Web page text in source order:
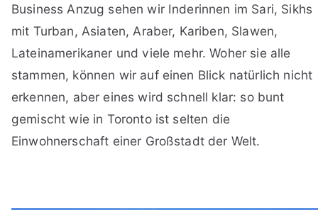
Business Anzug sehen wir Inderinnen im Sari, Sikhs
mit Turban, Asiaten, Araber, Kariben, Slawen,
Lateinamerikaner und viele mehr. Woher sie alle
stammen, können wir auf einen Blick natürlich nicht
erkennen, aber eines wird schnell klar: so bunt
gemischt wie in Toronto ist selten die
Einwohnerschaft einer Großstadt der Welt.